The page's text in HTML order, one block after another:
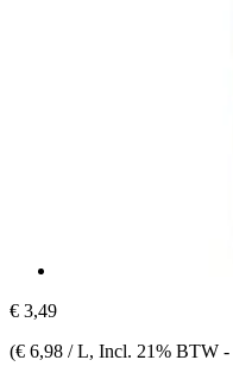
€ 3,49
(€ 6,98 / L, Incl. 21% BTW -